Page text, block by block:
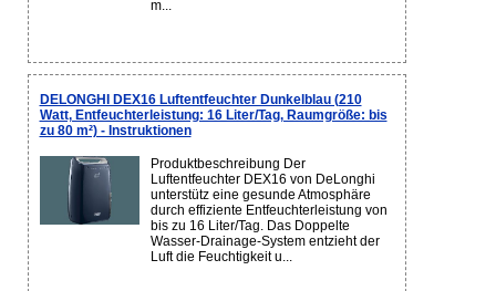
m...
DELONGHI DEX16 Luftentfeuchter Dunkelblau (210
Watt, Entfeuchterleistung: 16 Liter/Tag, Raumgröße: bis
zu 80 m²) - Instruktionen
Produktbeschreibung Der
Luftentfeuchter DEX16 von DeLonghi
unterstütz eine gesunde Atmosphäre
durch effiziente Entfeuchterleistung von
bis zu 16 Liter/Tag. Das Doppelte
Wasser-Drainage-System entzieht der
Luft die Feuchtigkeit u...